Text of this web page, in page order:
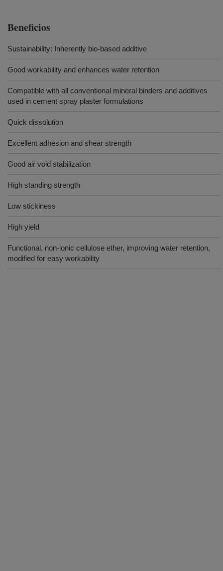
Beneficios
Sustainability: Inherently bio-based additive
Good workability and enhances water retention
Compatible with all conventional mineral binders and additives
used in cement spray plaster formulations
Quick dissolution
Excellent adhesion and shear strength
Good air void stabilization
High standing strength
Low stickiness
High yield
Functional, non-ionic cellulose ether, improving water retention,
modified for easy workability